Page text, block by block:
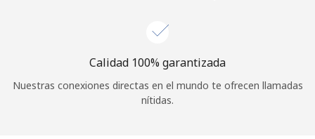
Calidad 100% garantizada
Nuestras conexiones directas en el mundo te ofrecen llamadas
nítidas.